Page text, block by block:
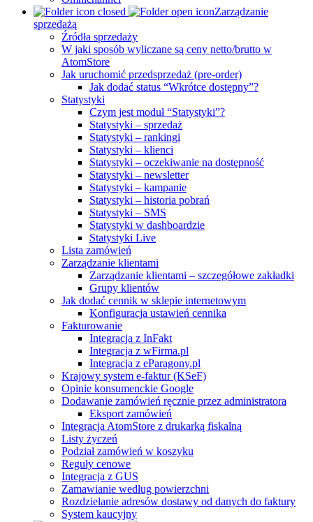
Zarządzanie
sprzedażą
Źródła sprzedaży
W jaki sposób wyliczane są ceny netto/brutto w
AtomStore
Jak uruchomić przedsprzedaż (pre-order)
Jak dodać status “Wkrótce dostępny”?
Statystyki
Czym jest moduł “Statystyki”?
Statystyki – sprzedaż
Statystyki – rankingi
Statystyki – klienci
Statystyki – oczekiwanie na dostępność
Statystyki – newsletter
Statystyki – kampanie
Statystyki – historia pobrań
Statystyki – SMS
Statystyki w dashboardzie
Statystyki Live
Lista zamówień
Zarządzanie klientami
Zarządzanie klientami – szczegółowe zakładki
Grupy klientów
Jak dodać cennik w sklepie internetowym
Konfiguracja ustawień cennika
Fakturowanie
Integracja z InFakt
Integracja z wFirma.pl
Integracja z eParagony.pl
Krajowy system e-faktur (KSeF)
Opinie konsumenckie Google
Dodawanie zamówień ręcznie przez administratora
Eksport zamówień
Integracja AtomStore z drukarką fiskalną
Listy życzeń
Podział zamówień w koszyku
Reguły cenowe
Integracja z GUS
Zamawianie według powierzchni
Rozdzielanie adresów dostawy od danych do faktury
System kaucyjny